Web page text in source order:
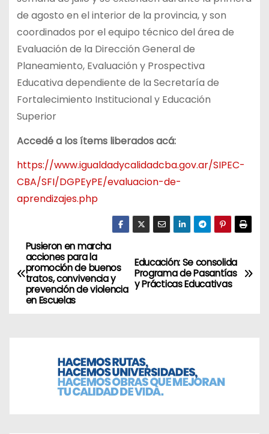
de agosto en el interior de la provincia, y son
coordinados por el equipo técnico del área de
Evaluación de la Dirección General de
Planeamiento, Evaluación y Prospectiva
Educativa dependiente de la Secretaría de
Fortalecimiento Institucional y Educación
Superior
Accedé a los ítems liberados acá:
https://www.igualdadycalidadcba.gov.ar/SIPEC-
CBA/SFI/DGPEyPE/evaluacion-de-
aprendizajes.php
N
a
v
Educación: Se consolida
Programa de Pasantías
y Prácticas Educativas
Pusieron en marcha
acciones para la
promoción de buenos
tratos, convivencia y
prevención de violencia
en Escuelas